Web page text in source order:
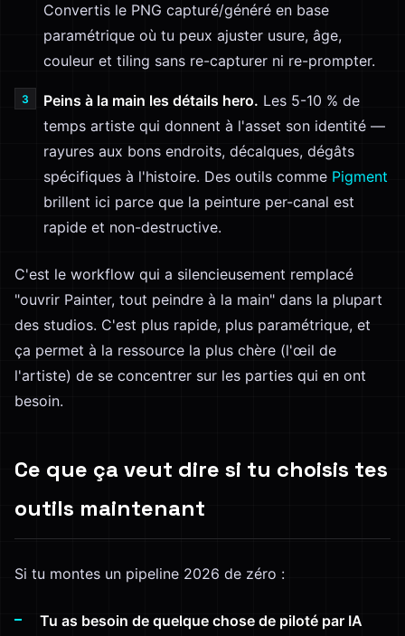
Convertis le PNG capturé/généré en base
paramétrique où tu peux ajuster usure, âge,
couleur et tiling sans re-capturer ni re-prompter.
Peins à la main les détails hero. Les 5-10 % de
temps artiste qui donnent à l'asset son identité —
rayures aux bons endroits, décalques, dégâts
spécifiques à l'histoire. Des outils comme Pigment
brillent ici parce que la peinture per-canal est
rapide et non-destructive.
C'est le workflow qui a silencieusement remplacé
"ouvrir Painter, tout peindre à la main" dans la plupart
des studios. C'est plus rapide, plus paramétrique, et
ça permet à la ressource la plus chère (l'œil de
l'artiste) de se concentrer sur les parties qui en ont
besoin.
Ce que ça veut dire si tu choisis tes
outils maintenant
Si tu montes un pipeline 2026 de zéro :
Tu as besoin de quelque chose de piloté par IA